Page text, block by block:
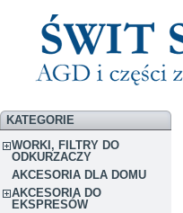
KATEGORIE
WORKI, FILTRY DO
ODKURZACZY
AKCESORIA DLA DOMU
AKCESORIA DO
EKSPRESÓW